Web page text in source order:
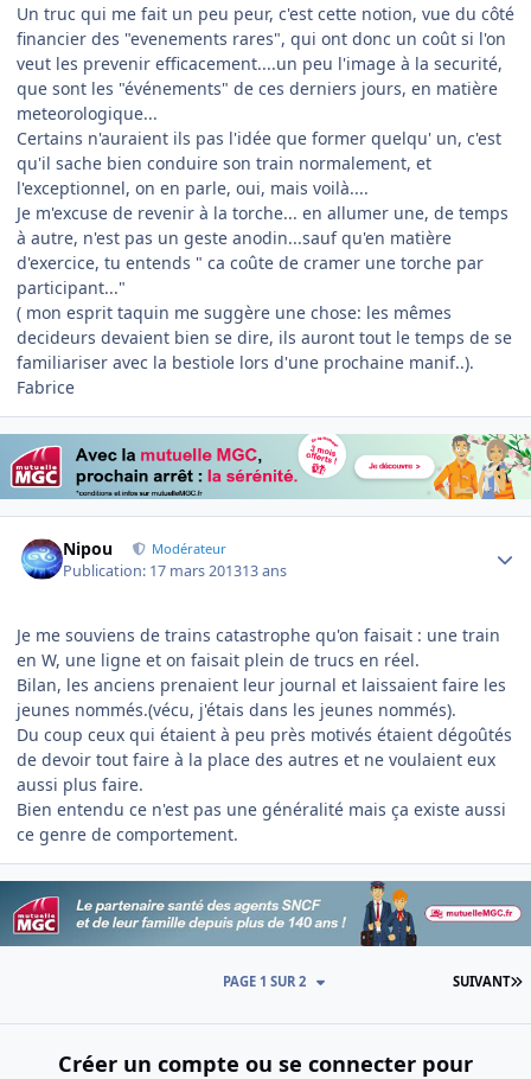
Un truc qui me fait un peu peur, c'est cette notion, vue du côté
financier des "evenements rares", qui ont donc un coût si l'on
veut les prevenir efficacement....un peu l'image à la securité,
que sont les "événements" de ces derniers jours, en matière
meteorologique...
Certains n'auraient ils pas l'idée que former quelqu' un, c'est
qu'il sache bien conduire son train normalement, et
l'exceptionnel, on en parle, oui, mais voilà....
Je m'excuse de revenir à la torche... en allumer une, de temps
à autre, n'est pas un geste anodin...sauf qu'en matière
d'exercice, tu entends " ca coûte de cramer une torche par
participant..."
( mon esprit taquin me suggère une chose: les mêmes
decideurs devaient bien se dire, ils auront tout le temps de se
familiariser avec la bestiole lors d'une prochaine manif..).
Fabrice
Nipou Modérateur
Publication: 17 mars 201313 ans
Je me souviens de trains catastrophe qu'on faisait : une train
en W, une ligne et on faisait plein de trucs en réel.
Bilan, les anciens prenaient leur journal et laissaient faire les
jeunes nommés.(vécu, j'étais dans les jeunes nommés).
Du coup ceux qui étaient à peu près motivés étaient dégoûtés
de devoir tout faire à la place des autres et ne voulaient eux
aussi plus faire.
Bien entendu ce n'est pas une généralité mais ça existe aussi
ce genre de comportement.
SUIVANT
PAGE 1 SUR 2
Créer un compte ou se connecter pour